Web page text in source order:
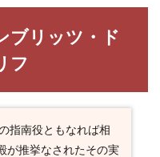
ブリッツ・ド
フ
指南役ともなれば相
が推挙なされたその実